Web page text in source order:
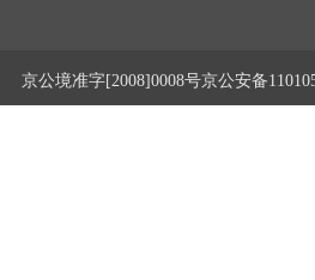
京公境准字[2008]0008号京公安备